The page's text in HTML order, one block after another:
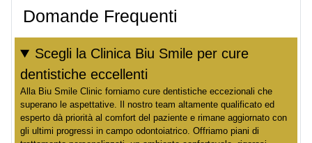
Domande Frequenti
Scegli la Clinica Biu Smile per cure
dentistiche eccellenti
Alla Biu Smile Clinic forniamo cure dentistiche eccezionali che
superano le aspettative. Il nostro team altamente qualificato ed
esperto dà priorità al comfort del paziente e rimane aggiornato con
gli ultimi progressi in campo odontoiatrico. Offriamo piani di